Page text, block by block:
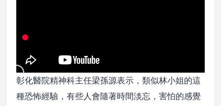
彰化醫院精神科主任梁孫源表示，類似林小姐的這
種恐怖經驗，有些人會隨著時間淡忘，害怕的感覺